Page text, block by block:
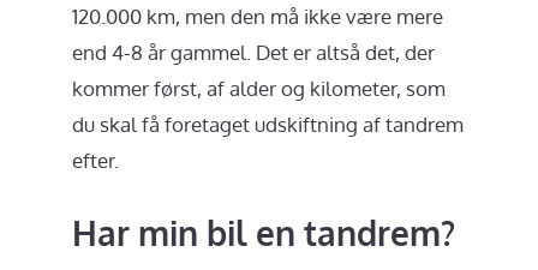
120.000 km, men den må ikke være mere
end 4-8 år gammel. Det er altså det, der
kommer først, af alder og kilometer, som
du skal få foretaget udskiftning af tandrem
efter.
Har min bil en tandrem?